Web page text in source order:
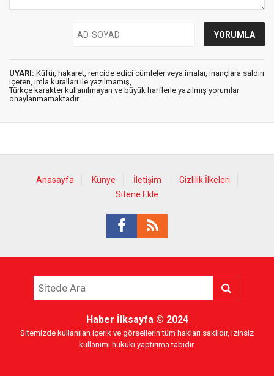
UYARI: Küfür, hakaret, rencide edici cümleler veya imalar, inançlara saldırı
içeren, imla kuralları ile yazılmamış,
Türkçe karakter kullanılmayan ve büyük harflerle yazılmış yorumlar
onaylanmamaktadır.
Anasayfa Künye İletişim
Gizlilik İlkeleri
Sitene Ekle
Haber İlksayfa© 2024
Sitemizde kullanılan içerik ve görsellerin tüm hakları saklıdır, izinsiz
kullanımı hukuki yaptırıma tabidir.